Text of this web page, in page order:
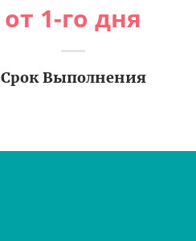
от 1-го дня
Срок Выполнения